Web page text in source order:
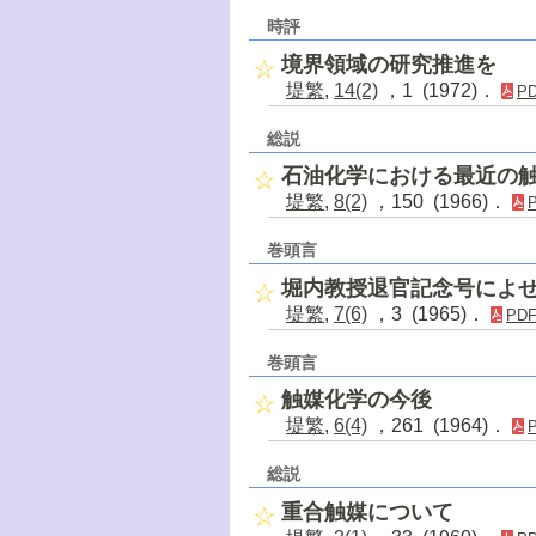
時評
境界領域の研究推進を
堤繁, 14(2) ，1 (1972)．
総説
石油化学における最近の
堤繁, 8(2) ，150 (1966)．
巻頭言
堀内教授退官記念号によ
堤繁, 7(6) ，3 (1965)． PDF
巻頭言
触媒化学の今後
堤繁, 6(4) ，261 (1964)．
総説
重合触媒について